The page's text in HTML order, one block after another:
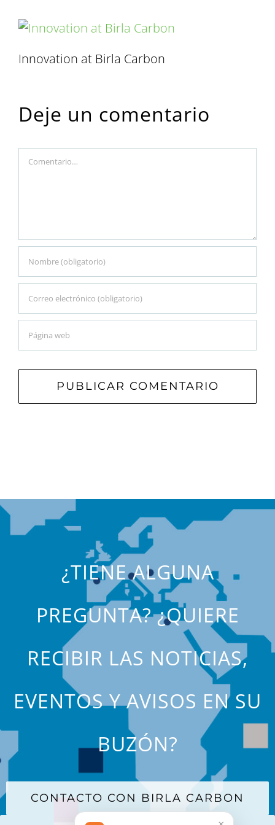
Innovation at Birla Carbon
Deje un comentario
Comment
¿TIENE ALGUNA
PREGUNTA? ¿QUIERE
RECIBIR LAS NOTICIAS,
EVENTOS Y AVISOS EN SU
BUZÓN?
CONTACTO CON BIRLA CARBON